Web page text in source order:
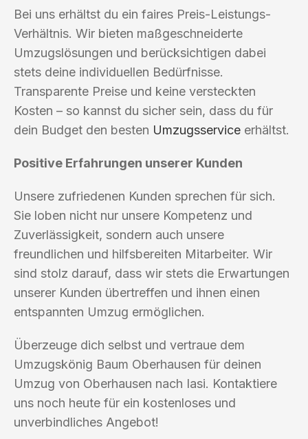
Bei uns erhältst du ein faires Preis-Leistungs-
Verhältnis. Wir bieten maßgeschneiderte
Umzugslösungen und berücksichtigen dabei
stets deine individuellen Bedürfnisse.
Transparente Preise und keine versteckten
Kosten – so kannst du sicher sein, dass du für
dein Budget den besten Umzugsservice erhältst.
Positive Erfahrungen unserer Kunden
Unsere zufriedenen Kunden sprechen für sich.
Sie loben nicht nur unsere Kompetenz und
Zuverlässigkeit, sondern auch unsere
freundlichen und hilfsbereiten Mitarbeiter. Wir
sind stolz darauf, dass wir stets die Erwartungen
unserer Kunden übertreffen und ihnen einen
entspannten Umzug ermöglichen.
Überzeuge dich selbst und vertraue dem
Umzugskönig Baum Oberhausen für deinen
Umzug von Oberhausen nach Iasi. Kontaktiere
uns noch heute für ein kostenloses und
unverbindliches Angebot!